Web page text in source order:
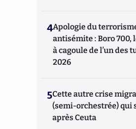
4Apologie du
antisémite : Boro 700,
à cagoule de l’un des
2026
5Cette autre crise
(semi-orchestrée) qui
après Ceuta